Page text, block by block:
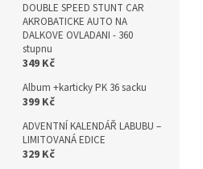
DOUBLE SPEED STUNT CAR
AKROBATICKE AUTO NA
DALKOVE OVLADANI - 360
stupnu
349 Kč
Album +karticky PK 36 sacku
399 Kč
ADVENTNÍ KALENDÁŘ LABUBU –
LIMITOVANÁ EDICE
329 Kč